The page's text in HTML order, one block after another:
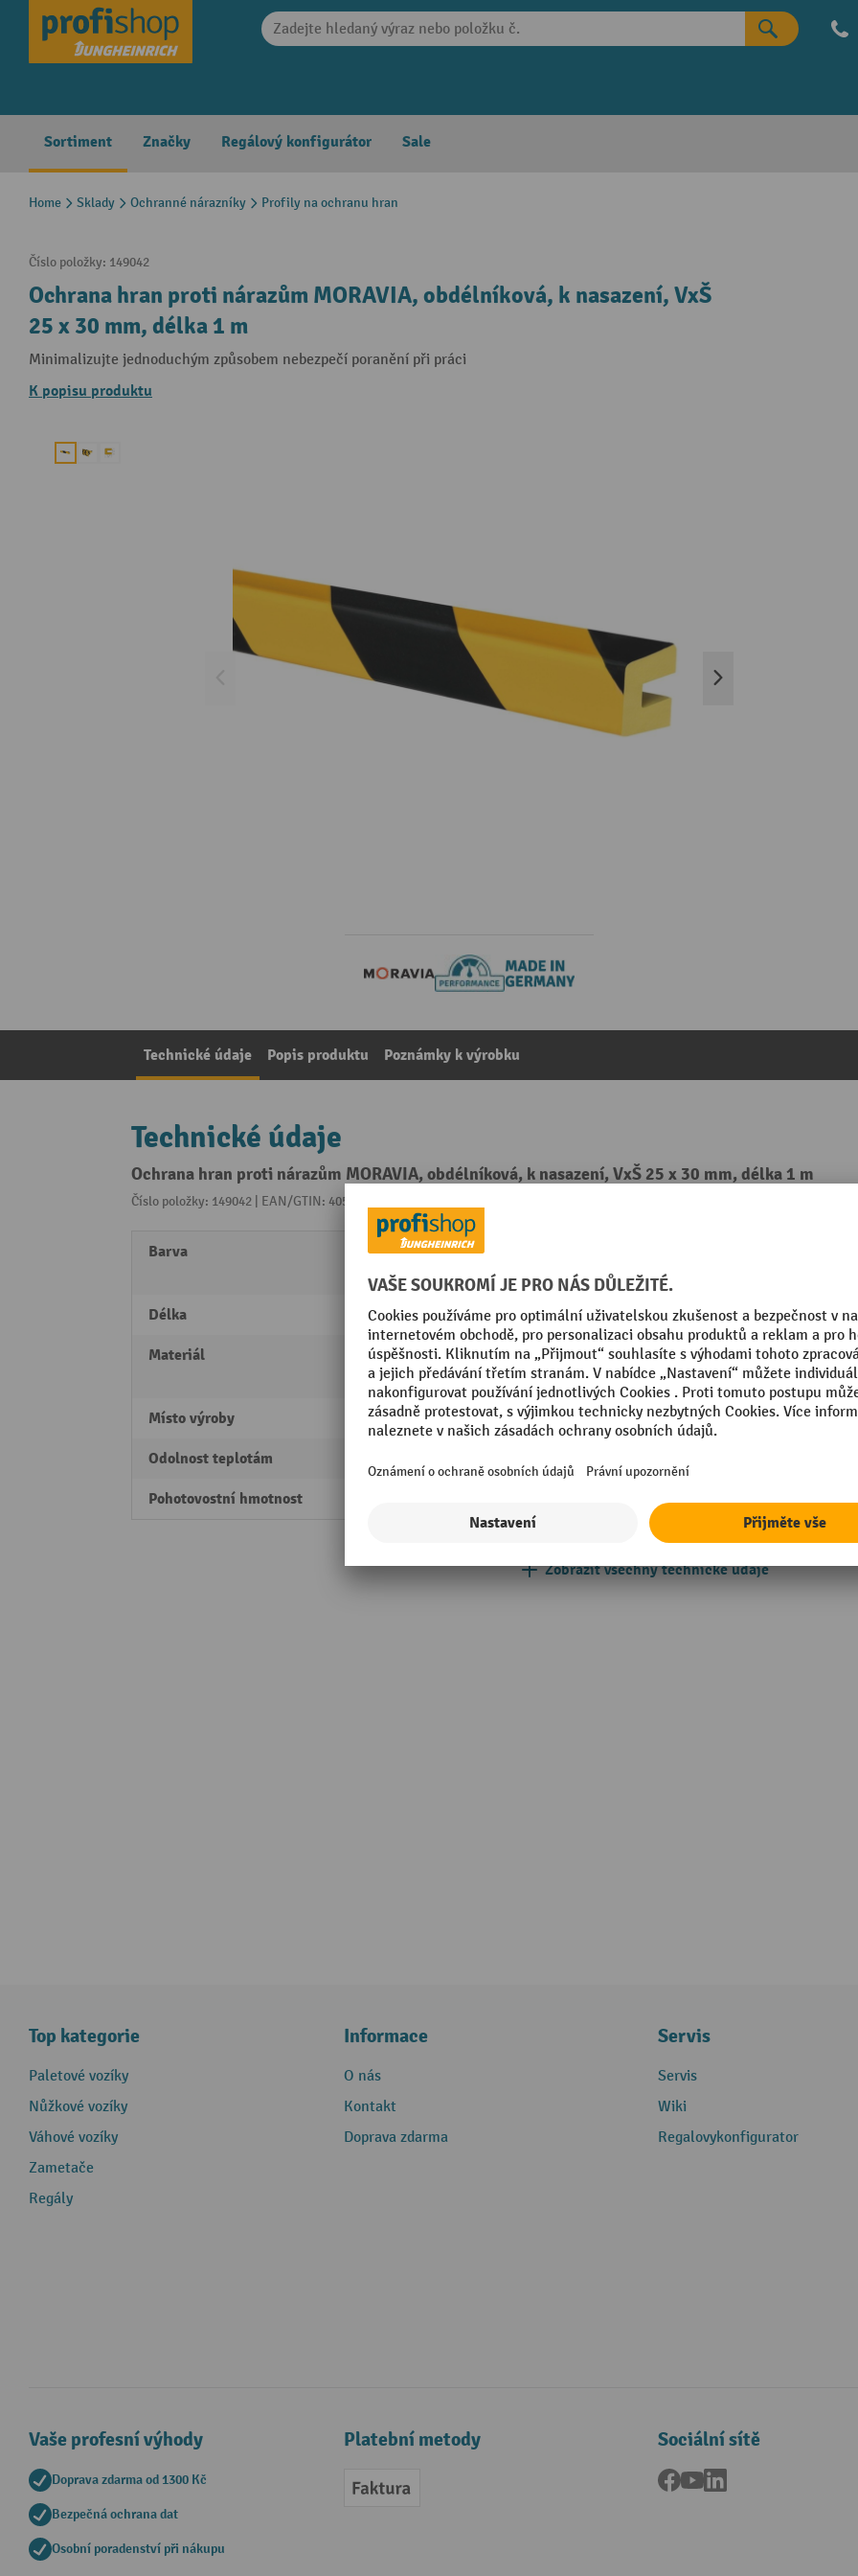
Skip to main navigation
Sortiment Značky Regálový konfigurátor Sale
Home Sklady Ochranné nárazníky Profily na ochranu hran
Číslo položky: 149042
Ochrana hran proti nárazům MORAVIA, obdélníková, k nasazení, VxŠ
25 x 30 mm, délka 1 m
Minimalizujte jednoduchým způsobem nebezpečí poranění při práci
K popisu produktu
Technické údaje Popis produktu Poznámky k výrobku
Technické údaje
Ochrana hran proti nárazům MORAVIA, obdélníková, k nasazení, VxŠ 25 x 30 mm, délka 1 m
Číslo položky: 149042 | EAN/GTIN: 4055381420363
Barva
černá
žlutá
Délka 1000 mm
Materiál
TPU/PU
polyuretanová pěna
Místo výroby Made in Germany
Odolnost teplotám
Pohotovostní hmotnost
Segmentu
Technické vlastnosti
Výška
Výška výřezu profilu
Zobrazit všechny technické údaje
Top kategorie
Paletové vozíky
Nůžkové vozíky
Váhové vozíky
Zametače
Regály
Informace
O nás
Kontakt
Doprava zdarma
Servis
Servis
Wiki
Regalovykonfigurator
Vaše profesní výhody
Doprava zdarma od 1300 Kč
Bezpečná ochrana dat
Osobní poradenství při nákupu
Platební metody
Faktura
Sociální sítě
Facebook
YouTube